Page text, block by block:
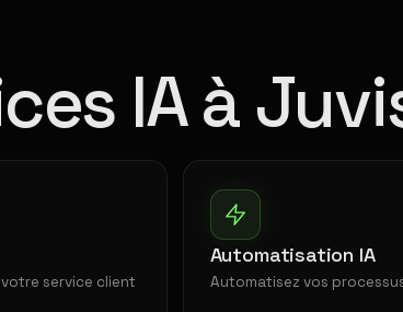
IA à
service client
Automatisation IA
Automatisez vos